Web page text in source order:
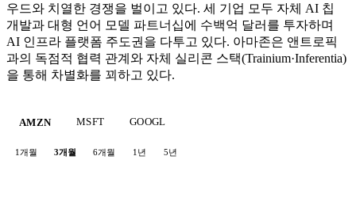
우드와 치열한 경쟁을 벌이고 있다. 세 기업 모두 자체 AI 칩
개발과 대형 언어 모델 파트너십에 수백억 달러를 투자하며
AI 인프라 플랫폼 주도권을 다투고 있다. 아마존은 앤트로픽
과의 독점적 협력 관계와 자체 실리콘 스택(Trainium·Inferentia)
을 통해 차별화를 꾀하고 있다.
AMZN MSFT GOOGL
1개월 3개월 6개월 1년 5년